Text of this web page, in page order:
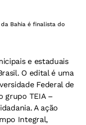
Bahia é finalista do
e estaduais
O edital é uma
Federal de
grupo TEIA –
A ação
Integral,